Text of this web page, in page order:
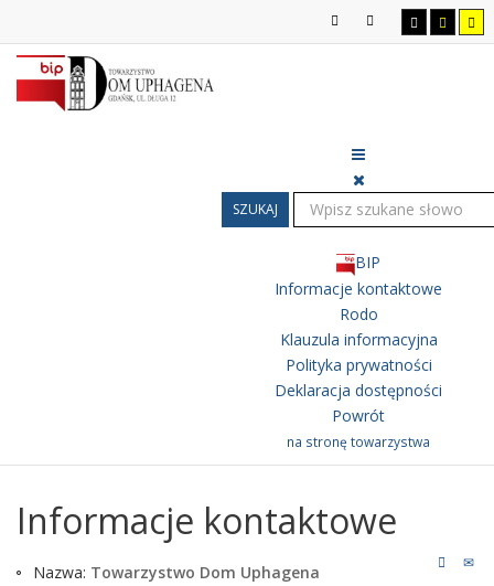
SZUKAJ
BIP
Informacje kontaktowe
Rodo
Klauzula informacyjna
Polityka prywatności
Deklaracja dostępności
Powrót
na stronę towarzystwa
Informacje kontaktowe
Nazwa: Towarzystwo Dom Uphagena